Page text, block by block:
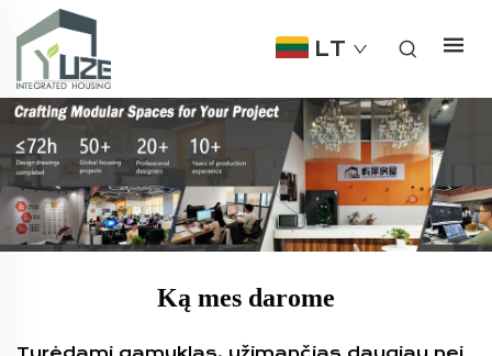
LT
Ką mes darome